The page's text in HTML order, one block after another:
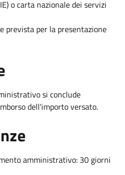
o carta nazionale dei servizi
prevista per la presentazione
si conclude
dell'importo versato.
amministrativo: 30 giorni